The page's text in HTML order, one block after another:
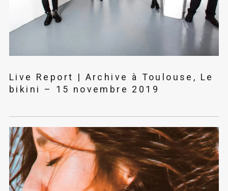
Live Report | Archive à Toulouse, Le
bikini – 15 novembre 2019